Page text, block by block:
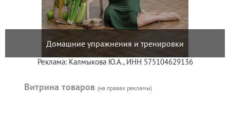
Домашние упражнения и тренировки
Реклама: Калмыкова Ю.А., ИНН 575104629136
Витрина товаров (на правах рекламы)